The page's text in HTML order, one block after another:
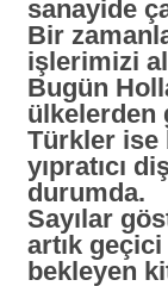
sanayide
Bir
işlerimizi
Bugün
ülkelerden
Türkler ise
yıpratıcı
durumda.
Sayılar
artık geçici
bekleyen